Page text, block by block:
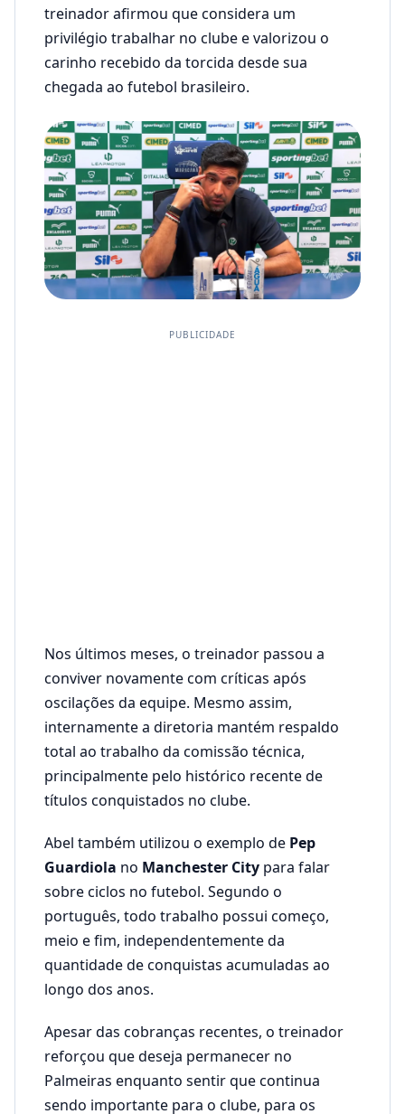
treinador afirmou que considera um
privilégio trabalhar no clube e valorizou o
carinho recebido da torcida desde sua
chegada ao futebol brasileiro.
PUBLICIDADE
Nos últimos meses, o treinador passou a
conviver novamente com críticas após
oscilações da equipe. Mesmo assim,
internamente a diretoria mantém respaldo
total ao trabalho da comissão técnica,
principalmente pelo histórico recente de
títulos conquistados no clube.
Abel também utilizou o exemplo de Pep
Guardiola no Manchester City para falar
sobre ciclos no futebol. Segundo o
português, todo trabalho possui começo,
meio e fim, independentemente da
quantidade de conquistas acumuladas ao
longo dos anos.
Apesar das cobranças recentes, o treinador
reforçou que deseja permanecer no
Palmeiras enquanto sentir que continua
sendo importante para o clube, para os